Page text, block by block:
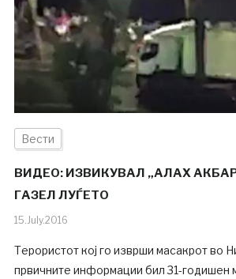
Вести
ВИДЕО: ИЗВИКУВАЛ „АЛАХ
ГАЗЕЛ ЛУЃЕТО
15.July.2016
Терористот кој го изврши масакрот во
првичните информации бил 31-годишен